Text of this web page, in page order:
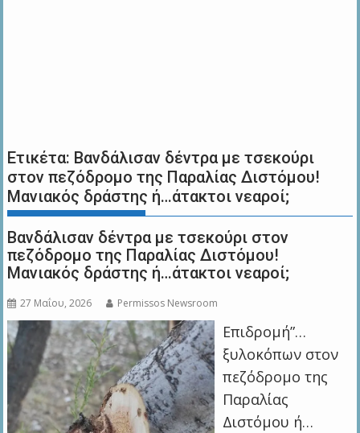
Ετικέτα: Βανδάλισαν δέντρα με τσεκούρι
στον πεζόδρομο της Παραλίας Διστόμου!
Μανιακός δράστης ή…άτακτοι νεαροί;
Βανδάλισαν δέντρα με τσεκούρι στον
πεζόδρομο της Παραλίας Διστόμου!
Μανιακός δράστης ή…άτακτοι νεαροί;
27 Μαΐου, 2026 Permissos Newsroom
Επιδρομή”…
ξυλοκόπων στον
πεζόδρομο της
Παραλίας
Διστόμου ή…